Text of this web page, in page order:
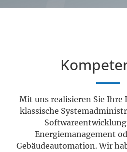
Mit uns realisieren Sie Ihre
klassische
Energiemanagement
Gebäudeautomation. Wir